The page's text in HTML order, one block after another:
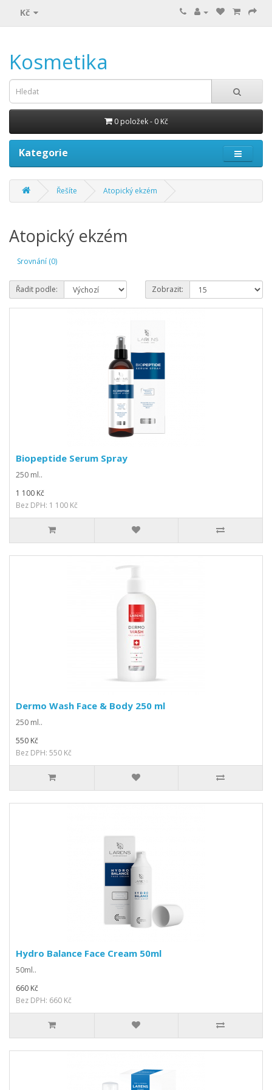
Kč
Kosmetika
0 položek - 0 Kč
Kategorie
Řešíte Atopický ekzém
Atopický ekzém
Srovnání (0)
Řadit podle: Zobrazit:
Biopeptide Serum Spray
250 ml..
1 100 Kč
Bez DPH: 1 100 Kč
Dermo Wash Face & Body 250 ml
250 ml..
550 Kč
Bez DPH: 550 Kč
Hydro Balance Face Cream 50ml
50ml..
660 Kč
Bez DPH: 660 Kč